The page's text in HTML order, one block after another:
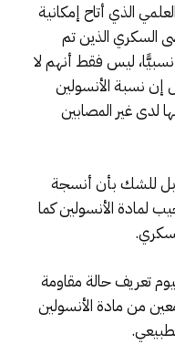
ومع التقدم العلمي الذي أتاح إمكانية
السكري الذين تم
ليس فقط أنهم لا
إن نسبة الأنسولين
لدى غير المصابين
للشك بأن أنسجة
لمادة الأنسولين كما
تعريف حالة مقاومة
من مادة الأنسولين